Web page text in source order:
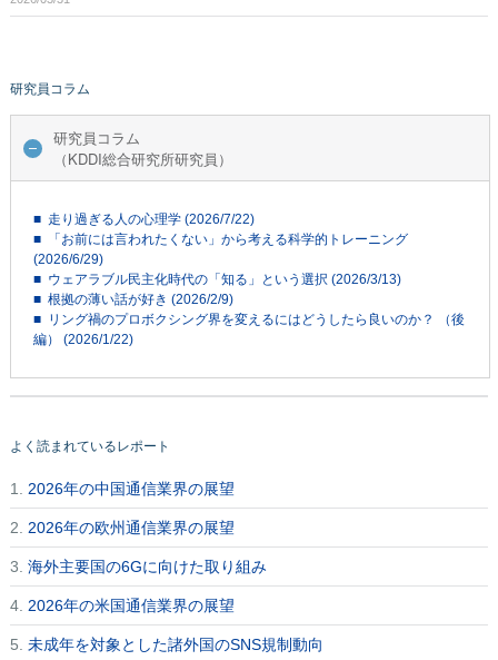
研究員コラム
研究員コラム
（KDDI総合研究所研究員）
■ 走り過ぎる人の心理学 (2026/7/22)
■ 「お前には言われたくない」から考える科学的トレーニング
(2026/6/29)
■ ウェアラブル民主化時代の「知る」という選択 (2026/3/13)
■ 根拠の薄い話が好き (2026/2/9)
■ リング禍のプロボクシング界を変えるにはどうしたら良いのか？ （後
編） (2026/1/22)
よく読まれているレポート
1. 2026年の中国通信業界の展望
2. 2026年の欧州通信業界の展望
3. 海外主要国の6Gに向けた取り組み
4. 2026年の米国通信業界の展望
5. 未成年を対象とした諸外国のSNS規制動向